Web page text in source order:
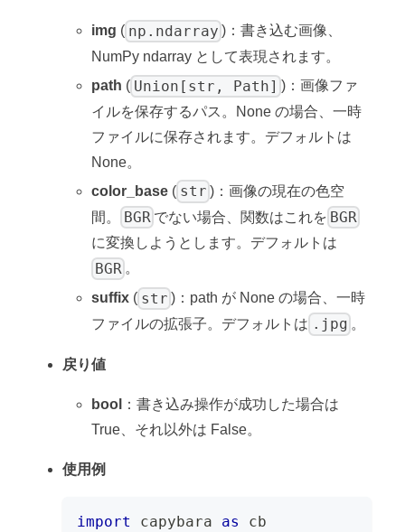
img ( np.ndarray )：書き込む画像、
NumPy ndarray として表現されます。
path ( Union[str, Path] )：画像ファ
イルを保存するパス。None の場合、一時
ファイルに保存されます。デフォルトは
None。
color_base ( str )：画像の現在の色空
間。
BGR でない場合、関数はこれを BGR
に変換しようとします。デフォルトは
BGR 。
suffix ( str )：path が None の場合、一時
ファイルの拡張子。デフォルトは .jpg 。
戻り値
bool
：書き込み操作が成功した場合は
True、それ以外は False。
使用例
import capybara as cb